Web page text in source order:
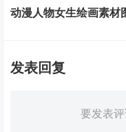
动漫人物女生绘画素材
发表回复
要发表